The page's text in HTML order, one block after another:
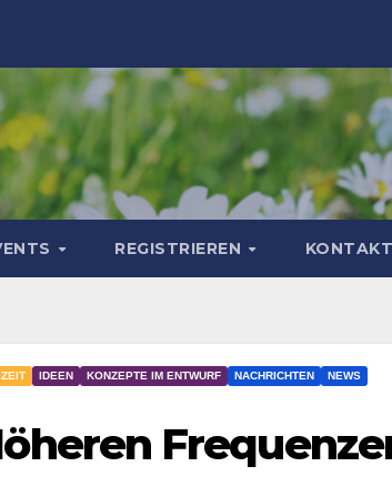
REGISTRIEREN
IDEEN KONZEPTE IM ENTWURF NACHRICHTEN
NEWS